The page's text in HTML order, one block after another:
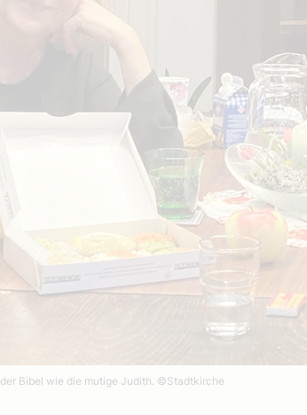
Bibel wie die mutige Judith. ©Stadtkirche